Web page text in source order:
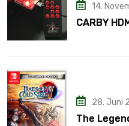
14.
CARBY
28. Juni
The